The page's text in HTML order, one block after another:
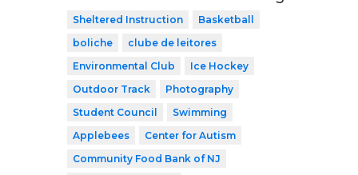
Sheltered Instruction
Basketball
boliche
clube de leitores
Environmental Club
Ice Hockey
Outdoor Track
Photography
Student Council
Swimming
Applebees
Center for Autism
Community Food Bank of NJ